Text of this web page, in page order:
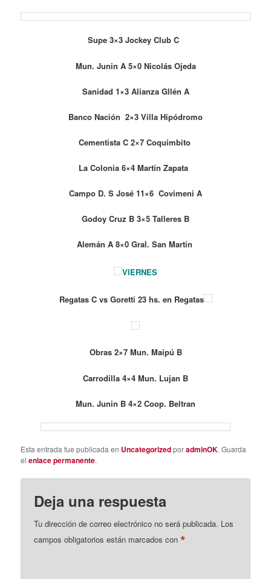
Supe 3×3 Jockey Club C
Mun. Junin A 5×0 Nicolás Ojeda
Sanidad 1×3 Alianza Gllén A
Banco Nación 2×3 Villa Hipódromo
Cementista C 2×7 Coquimbito
La Colonia 6×4 Martín Zapata
Campo D. S José 11×6 Covimeni A
Godoy Cruz B 3×5 Talleres B
Alemán A 8×0 Gral. San Martín
VIERNES
Regatas C vs Goretti 23 hs. en Regatas
Obras 2×7 Mun. Maipú B
Carrodilla 4×4 Mun. Lujan B
Mun. Junin B 4×2 Coop. Beltran
Esta entrada fue publicada en UncategorizedporadminOK. Guarda
elenlace permanente.
Deja una respuesta
Tu dirección de correo electrónico no será publicada. Los
campos obligatorios están marcados con*